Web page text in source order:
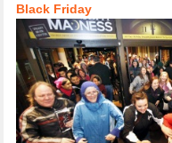
Black Friday